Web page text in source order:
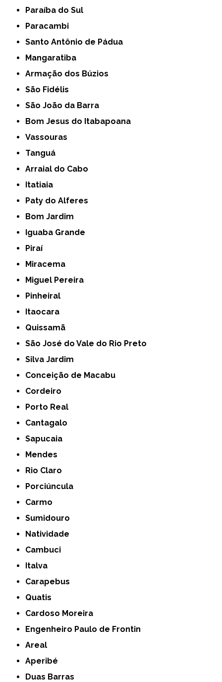
Paraíba do Sul
Paracambi
Santo Antônio de Pádua
Mangaratiba
Armação dos Búzios
São Fidélis
São João da Barra
Bom Jesus do Itabapoana
Vassouras
Tanguá
Arraial do Cabo
Itatiaia
Paty do Alferes
Bom Jardim
Iguaba Grande
Piraí
Miracema
Miguel Pereira
Pinheiral
Itaocara
Quissamã
São José do Vale do Rio Preto
Silva Jardim
Conceição de Macabu
Cordeiro
Porto Real
Cantagalo
Sapucaia
Mendes
Rio Claro
Porciúncula
Carmo
Sumidouro
Natividade
Cambuci
Italva
Carapebus
Quatis
Cardoso Moreira
Engenheiro Paulo de Frontin
Areal
Aperibé
Duas Barras